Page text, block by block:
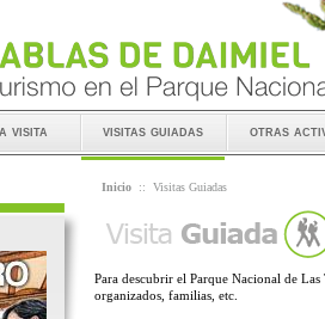
visita visitas guiadas otras
Inicio :: Visitas Guiadas
Para descubrir el Parque Nacional de
organizados, familias, etc.